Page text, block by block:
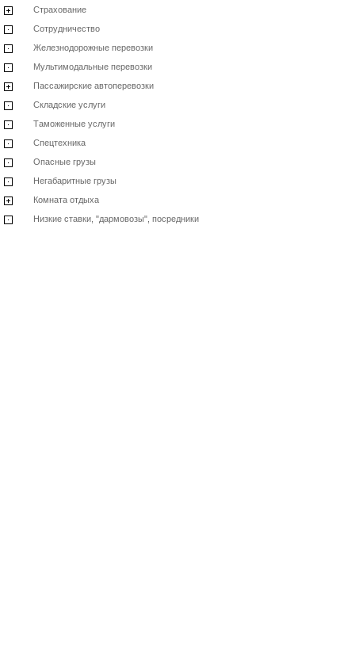
Страхование
Сотрудничество
Железнодорожные перевозки
Мультимодальные перевозки
Пассажирские автоперевозки
Складские услуги
Таможенные услуги
Спецтехника
Опасные грузы
Негабаритные грузы
Комната отдыха
Низкие ставки, "дармовозы", посредники